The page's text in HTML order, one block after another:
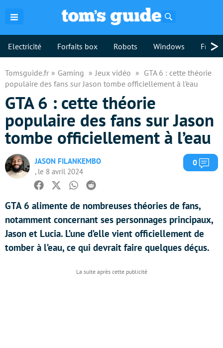
Electricité Forfaits box Robots Windows >
Tomsguide.fr Gaming Jeux vidéo
GTA 6 : cette théorie
populaire des fans sur Jason tombe officiellement à l’eau
GTA 6 : cette théorie
populaire des fans sur Jason
tombe officiellement à l’eau
JASON FILANKEMBO
, le 8 avril 2024
0
Facebook
TwitterWhatsapp
Reddit
GTA 6 alimente de nombreuses théories de fans,
notamment concernant ses personnages principaux,
Jason et Lucia. L’une d’elle vient officiellement de
tomber à l’eau, ce qui devrait faire quelques déçus.